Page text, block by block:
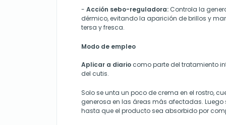
- Acción sebo-reguladora: Controla la
dérmico, evitando la aparición de brillos y
tersa y fresca.
Modo de empleo
Aplicar a diario como parte del tratamiento
del cutis.
Solo se unta un poco de crema en el rostro,
generosa en las áreas más afectadas.
hasta que el producto sea absorbido por